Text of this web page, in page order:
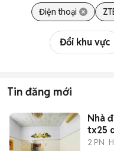
Điện thoại
Đổi khu vực
Tin đăng mới
Nhà
tx25
2 PN